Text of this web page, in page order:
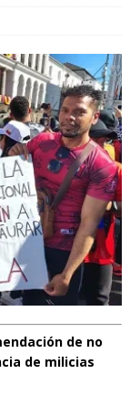
de no
de milicias